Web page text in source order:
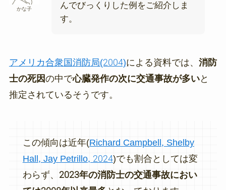
かな子
んでびっくりした例をご紹介しま
す。
アメリカ合衆国消防局(2004)による資料では、 消防
士の死因の中で心臓発作の次に交通事故が多いと
推定されているそうです。
この傾向は近年(Richard Campbell, Shelby
Hall, Jay Petrillo, 2024)でも割合としては変
わらず、 2023年の消防士の交通事故におい